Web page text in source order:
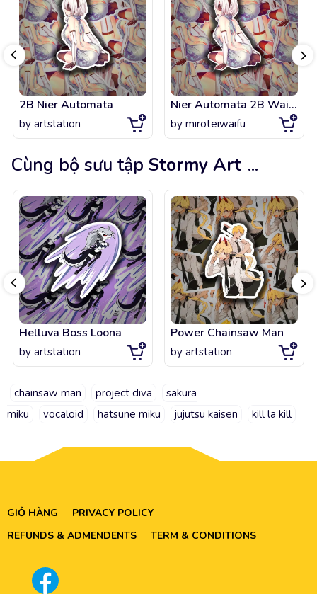
2B Nier Automata
by artstation
Nier Automata 2B Waifu
by miroteiwaifu
Cùng bộ sưu tập Stormy Art ...
Helluva Boss Loona
by artstation
Power Chainsaw Man
by artstation
chainsaw man project diva
sakura
miku
vocaloid hatsune miku jujutsu kaisen kill la kill
GIỎ HÀNG
PRIVACY POLICY
REFUNDS & ADMENDENTS
TERM & CONDITIONS